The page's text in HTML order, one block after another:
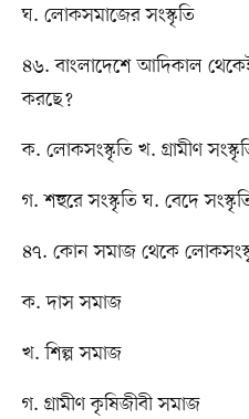
ঘ. লোকসমাজের সংস্কৃতি
৪৬. বাংলাদেশে আদিকাল
করছে?
ক. লোকসংস্কৃতি খ. গ্রামীণ
গ. শহুরে সংস্কৃতি ঘ. বেদে
৪৭. কোন সমাজ থেকে
ক. দাস সমাজ
খ. শিল্প সমাজ
গ. গ্রামীণ কৃষিজীবী সমাজ